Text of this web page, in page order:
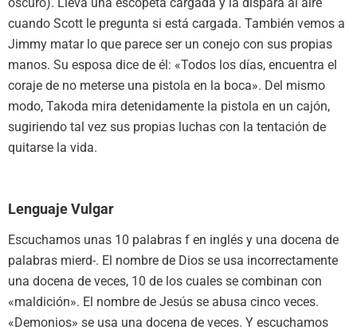
oscuro). Lleva una escopeta cargada y la dispara al aire
cuando Scott le pregunta si está cargada. También vemos a
Jimmy matar lo que parece ser un conejo con sus propias
manos. Su esposa dice de él: «Todos los días, encuentra el
coraje de no meterse una pistola en la boca». Del mismo
modo, Takoda mira detenidamente la pistola en un cajón,
sugiriendo tal vez sus propias luchas con la tentación de
quitarse la vida.
Lenguaje Vulgar
Escuchamos unas 10 palabras f en inglés y una docena de
palabras mierd-. El nombre de Dios se usa incorrectamente
una docena de veces, 10 de los cuales se combinan con
«maldición». El nombre de Jesús se abusa cinco veces.
«Demonios» se usa una docena de veces. Y escuchamos